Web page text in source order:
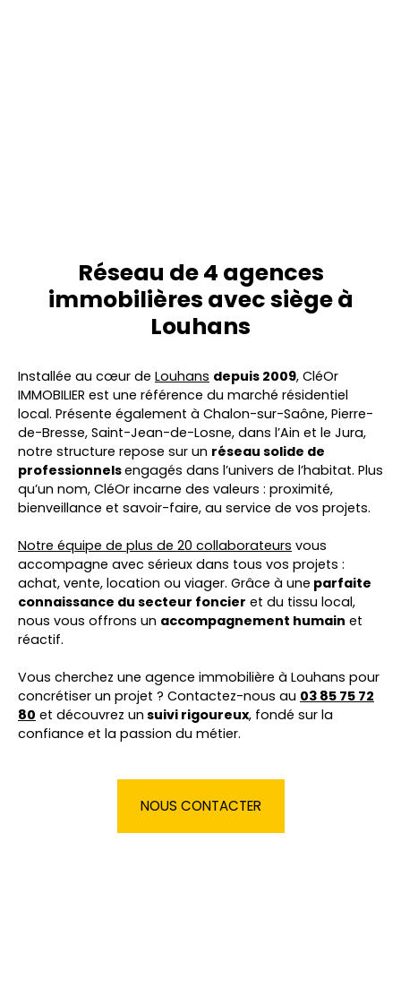
Réseau de 4 agences
immobilières avec siège à
Louhans
Installée au cœur de Louhans depuis 2009, CléOr
IMMOBILIER est une référence du marché résidentiel
local. Présente également à Chalon-sur-Saône, Pierre-
de-Bresse, Saint-Jean-de-Losne, dans l’Ain et le Jura,
notre structure repose sur un réseau solide de
professionnelsengagés dans l’univers de l’habitat. Plus
qu’un nom, CléOr incarne des valeurs : proximité,
bienveillance et savoir-faire, au service de vos projets.
Notre équipe de plus de 20 collaborateurs vous
accompagne avec sérieux dans tous vos projets :
achat, vente, location ou viager. Grâce à une parfaite
connaissance du secteur foncier et du tissu local,
nous vous offrons un accompagnement humain et
réactif.
Vous cherchez une agence immobilière à Louhans pour
concrétiser un projet ? Contactez-nous au 03 85 75 72
80 et découvrez un suivi rigoureux, fondé sur la
confiance et la passion du métier.
NOUS CONTACTER